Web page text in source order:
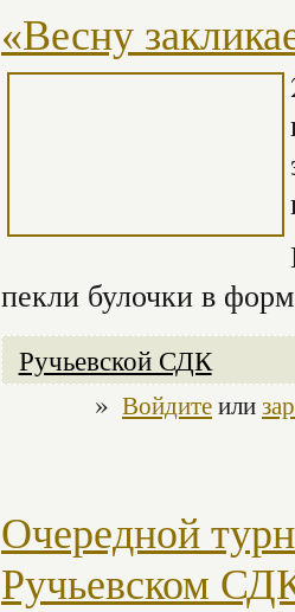
«Весну
пекли булочки в
Ручьевской СДК
» Войдитеили
Очередной
Ручьевском